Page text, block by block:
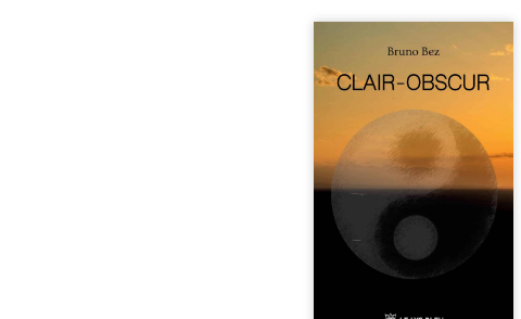
Composé en alexandrins, Clair-
obscur aborde la spiritualité,
les relations humaines, la
partir d’expériences
personnelles. Entre clarté et
obscurité, les poèmes
traduisent les observations et
les ressentis façonnés au fil
d’une vie. Ils portent un regard
sensible sur l’existence et le
monde contemporain, invitant
chacun à questionner ses ...